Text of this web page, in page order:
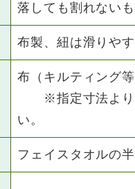
落しても割れない
布製、紐は滑りや
布（キルティング
※指定寸法より
い。
フェイスタオルの